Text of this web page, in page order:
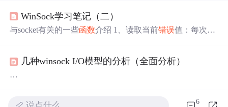
一个或者多个套接字上进行的通信加以管理。这些模型包
括select（选择）、WSAAsyn Select（异步选择）、WSA
WinSock学习笔记（二）
与socket有关的一些函数介绍 1、读取当前错误值：每次发
d ); #define h_errno WSAGetLastError()错误值
几种winsock I/O模型的分析（全面分析）
说点什么… 6